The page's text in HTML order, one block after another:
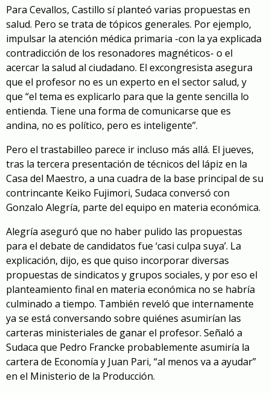
Para Cevallos, Castillo sí planteó varias propuestas en
salud. Pero se trata de tópicos generales. Por ejemplo,
impulsar la atención médica primaria -con la ya explicada
contradicción de los resonadores magnéticos- o el
acercar la salud al ciudadano. El excongresista asegura
que el profesor no es un experto en el sector salud, y
que “el tema es explicarlo para que la gente sencilla lo
entienda. Tiene una forma de comunicarse que es
andina, no es político, pero es inteligente”.
Pero el trastabilleo parece ir incluso más allá. El jueves,
tras la tercera presentación de técnicos del lápiz en la
Casa del Maestro, a una cuadra de la base principal de su
contrincante Keiko Fujimori, Sudaca conversó con
Gonzalo Alegría, parte del equipo en materia económica.
Alegría aseguró que no haber pulido las propuestas
para el debate de candidatos fue ‘casi culpa suya’. La
explicación, dijo, es que quiso incorporar diversas
propuestas de sindicatos y grupos sociales, y por eso el
planteamiento final en materia económica no se habría
culminado a tiempo. También reveló que internamente
ya se está conversando sobre quiénes asumirían las
carteras ministeriales de ganar el profesor. Señaló a
Sudaca que Pedro Francke probablemente asumiría la
cartera de Economía y Juan Pari, “al menos va a ayudar”
en el Ministerio de la Producción.